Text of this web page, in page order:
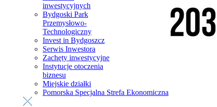
inwestycyjnych
Bydgoski Park
Przemysłowo-
Technologiczny
Invest in Bydgoszcz
Serwis Inwestora
Zachęty inwestycyjne
Instytucje otoczenia
biznesu
Miejskie działki
Pomorska Specjalna Strefa Ekonomiczna